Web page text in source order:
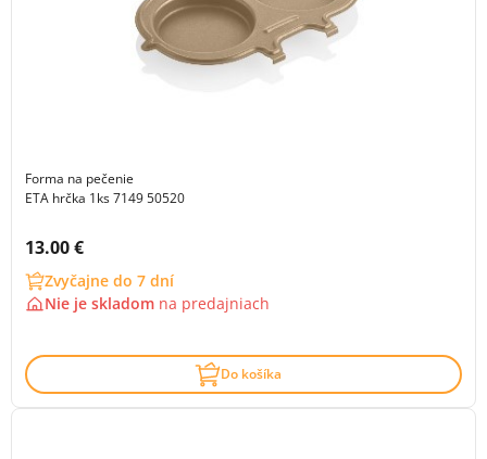
Forma na pečenie
ETA hrčka 1ks 7149 50520
Cena s DPH:
13.00 €
Zvyčajne do 7 dní
Nie je skladom na predajniach
Do košíka